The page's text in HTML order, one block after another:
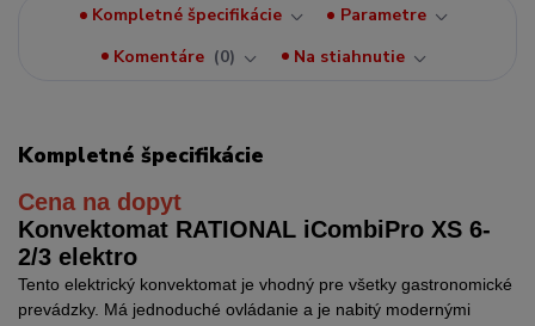
Kompletné špecifikácie
Parametre
Komentáre
0 Na stiahnutie
Kompletné špecifikácie
Cena na dopyt
Konvektomat RATIONAL iCombiPro XS 6-
2/3 elektro
Tento elektrický konvektomat je vhodný pre všetky gastronomické
prevádzky. Má jednoduché ovládanie a je nabitý modernými